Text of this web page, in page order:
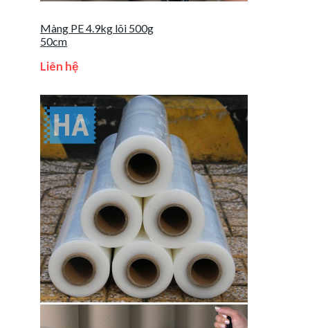
Màng PE 4.9kg lõi 500g
50cm
Liên hệ